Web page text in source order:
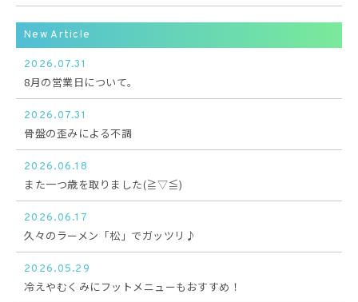
New Article
2026.07.31
8月の営業日について。
2026.07.31
骨盤の歪みによる不調
2026.06.18
また一つ歳を取りました(≧▽≦)
2026.06.17
久々のラーメン「松」でガッツリ♪
2026.05.29
冷えやむくみにフットメニューもおすすめ！